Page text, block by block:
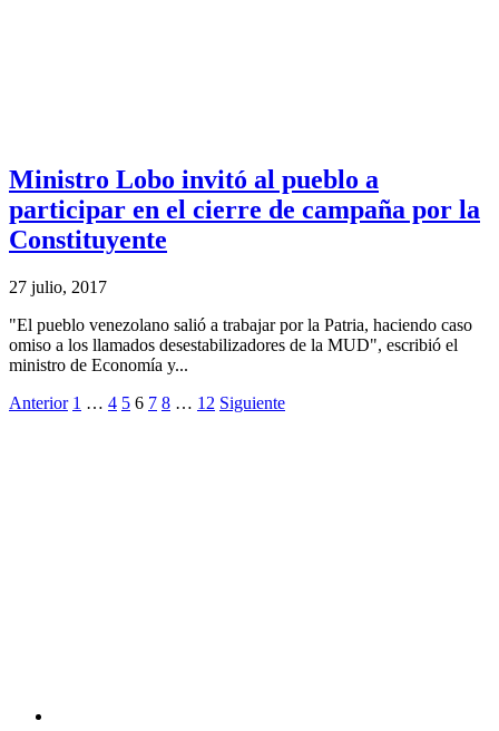
Ministro Lobo invitó al pueblo a
participar en el cierre de campaña por la
Constituyente
27 julio, 2017
"El pueblo venezolano salió a trabajar por la Patria, haciendo caso
omiso a los llamados desestabilizadores de la MUD", escribió el
ministro de Economía y...
Anterior 1 … 4 5 6 7 8 … 12 Siguiente